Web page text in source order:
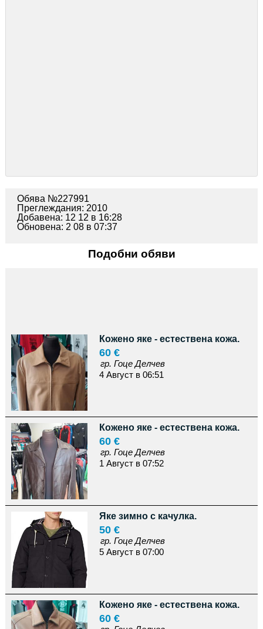
Обява №227991
Преглеждания: 2010
Добавена: 12 12 в 16:28
Обновена: 2 08 в 07:37
Подобни обяви
Кожено яке - естествена кожа.
60 €
гр. Гоце Делчев
4 Август в 06:51
Кожено яке - естествена кожа.
60 €
гр. Гоце Делчев
1 Август в 07:52
Яке зимно с качулка.
50 €
гр. Гоце Делчев
5 Август в 07:00
Кожено яке - естествена кожа.
60 €